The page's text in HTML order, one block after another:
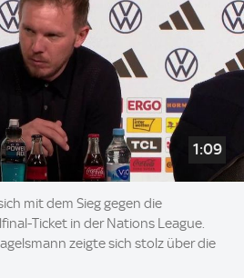
1:09
mit dem Sieg gegen die
Ticket in der Nations League.
zeigte sich stolz über die